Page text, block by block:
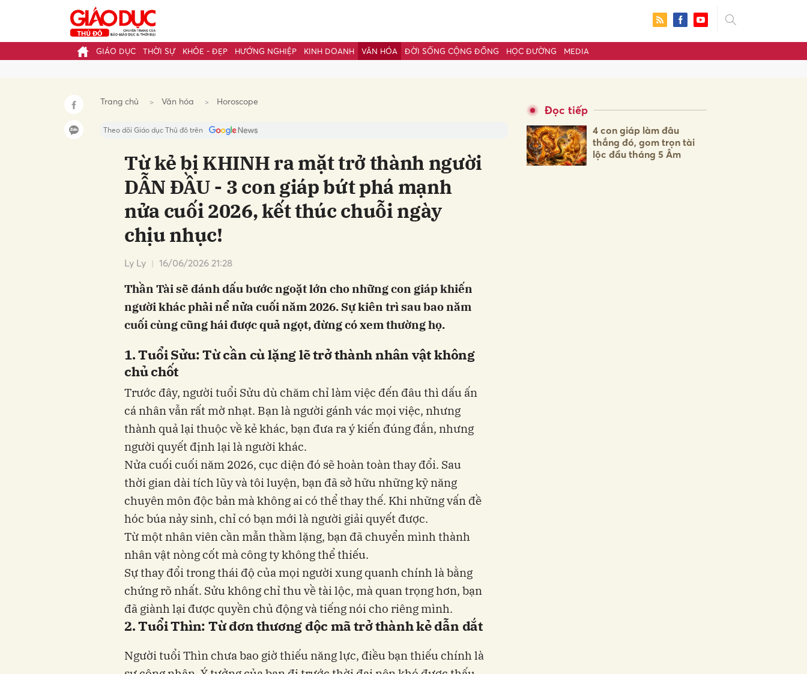
GIÁO DỤC THỜI SỰ KHỎE - ĐẸP HƯỚNG NGHIỆP KINH DOANH VĂN HÓA ĐỜI SỐNG CỘNG ĐỒNG HỌC ĐƯỜNG MEDIA
Trang chủ Văn hóa Horoscope
Theo dõi Giáo dục Thủ đô trên
Từ kẻ bị KHINH ra mặt trở thành người
DẪN ĐẦU - 3 con giáp bứt phá mạnh
nửa cuối 2026, kết thúc chuỗi ngày
chịu nhục!
Ly Ly 16/06/2026 21:28
Thần Tài sẽ đánh dấu bước ngoặt lớn cho những con giáp khiến
người khác phải nể nửa cuối năm 2026. Sự kiên trì sau bao năm
cuối cùng cũng hái được quả ngọt, đừng có xem thường họ.
1. Tuổi Sửu: Từ cần cù lặng lẽ trở thành nhân vật không
chủ chốt
Trước đây, người tuổi Sửu dù chăm chỉ làm việc đến đâu thì dấu ấn
cá nhân vẫn rất mờ nhạt. Bạn là người gánh vác mọi việc, nhưng
thành quả lại thuộc về kẻ khác, bạn đưa ra ý kiến đúng đắn, nhưng
người quyết định lại là người khác.
Nửa cuối cuối năm 2026, cục diện đó sẽ hoàn toàn thay đổi. Sau
thời gian dài tích lũy và tôi luyện, bạn đã sở hữu những kỹ năng
chuyên môn độc bản mà không ai có thể thay thế. Khi những vấn đề
hóc búa nảy sinh, chỉ có bạn mới là người giải quyết được.
Từ một nhân viên cần mẫn thầm lặng, bạn đã chuyển mình thành
nhân vật nòng cốt mà công ty không thể thiếu.
Sự thay đổi trong thái độ của mọi người xung quanh chính là bằng
chứng rõ nhất. Sửu không chỉ thu về tài lộc, mà quan trọng hơn, bạn
đã giành lại được quyền chủ động và tiếng nói cho riêng mình.
2. Tuổi Thìn: Từ đơn thương độc mã trở thành kẻ dẫn dắt
Người tuổi Thìn chưa bao giờ thiếu năng lực, điều bạn thiếu chính là
Đọc tiếp
4 con giáp làm đâu
thắng đó, gom trọn tài
lộc đầu tháng 5 Âm
Gửi bình luận